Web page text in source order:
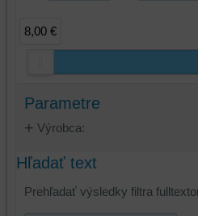
8,00 €
Parametre
Výrobca:
Hľadať text
Prehľadať výsledky filtra